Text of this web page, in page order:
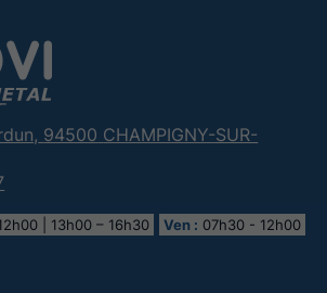
94500 CHAMPIGNY-SUR-
| 13h00 – 16h30 Ven : 07h30 - 12h00